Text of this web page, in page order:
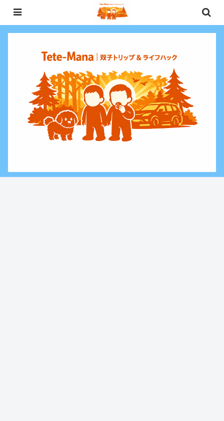
0歳〜未就学児（3歳）双子との週末お出かけ・子連れ旅行情報と、暮らしに役
立つお金・ライフハックをお届けする双子ファミリーブログ。